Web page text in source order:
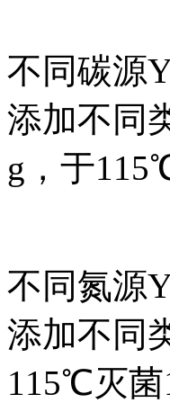
不同碳源
添加不同
g，于
不同氮源
添加不同
115℃灭菌